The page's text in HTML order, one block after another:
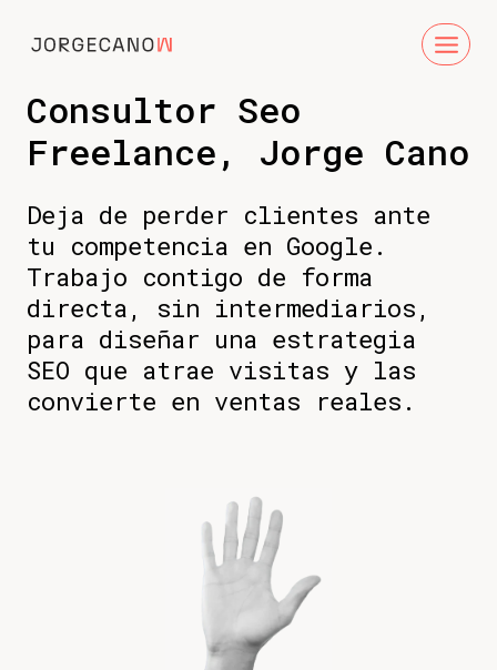
Consultor Seo
Freelance, Jorge Cano
Deja de perder clientes ante
tu competencia en Google.
Trabajo contigo de forma
directa, sin intermediarios,
para diseñar una estrategia
SEO que atrae visitas y las
convierte en ventas reales.